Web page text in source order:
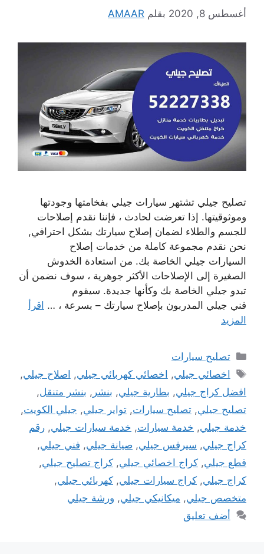
أغسطس 8, 2020 بقلم AMAAR
تصليح جيلي تشتهر سيارات جيلي بفخامتها وجودتها
وموثوقيتها. إذا تعرضت لحادث ، فإننا نقدم إصلاحات
للجسم والطلاء لضمان إصلاح سيارتك بشكل احترافي,
نحن نقدم مجموعة كاملة من خدمات إصلاح
السيارات جيلي الخاصة بك. من استعادة الخدوش
الصغيرة إلى الإصلاحات الأكثر جوهرية ، سوف نضمن أن
تبدو جيلي الخاصة بك وكأنها جديدة. سيقوم
فني جيلي المدربون بإصلاح سيارتك – بسرعة ، … اقرأ
المزيد
التصنيفات
تصليح سيارات
الوسوم
اخصائي جيلي, اخصائي كهربائي جيلي, اصلاح جيلي,
افضل كراج جيلي, بطارية جيلي, بنشر , بنشر متنقل,
تصليح جيلي, تصليح سيارات, تواير جيلي, جيلي الكويت,
خدمة جيلي, خدمة سيارات, خدمة سيارات جيلي, رقم
كراج جيلي, سيرفس جيلي, صيانة جيلي, فني جيلي,
قطع جيلي, كراج اخصائي جيلي, كراج تصليح جيلي,
كراج جيلي, كراج سيارات جيلي, كهربائي جيلي,
متخصص جيلي, ميكانيكي جيلي, ورشة جيلي
أضف تعليق